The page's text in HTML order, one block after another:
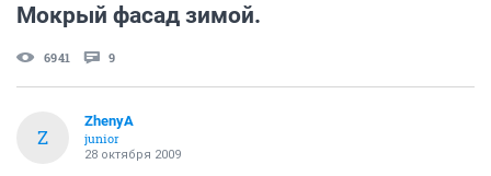
Мокрый фасад зимой.
6941 9
Z
ZhenyA
junior
28 октября 2009